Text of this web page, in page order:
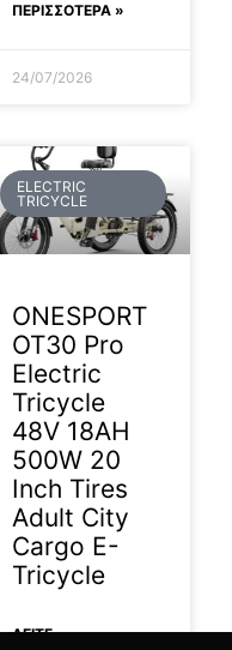
ΠΕΡΙΣΣΟΤΕΡΑ »
24/07/2026
ELECTRIC
TRICYCLE
ONESPORT
OT30 Pro
Electric
Tricycle
48V 18AH
500W 20
Inch Tires
Adult City
Cargo E-
Tricycle
ΔΕΊΤΕ